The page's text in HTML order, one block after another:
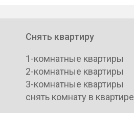
Снять квартиру
1-комнатные квартиры
2-комнатные квартиры
3-комнатные квартиры
снять комнату в квартире